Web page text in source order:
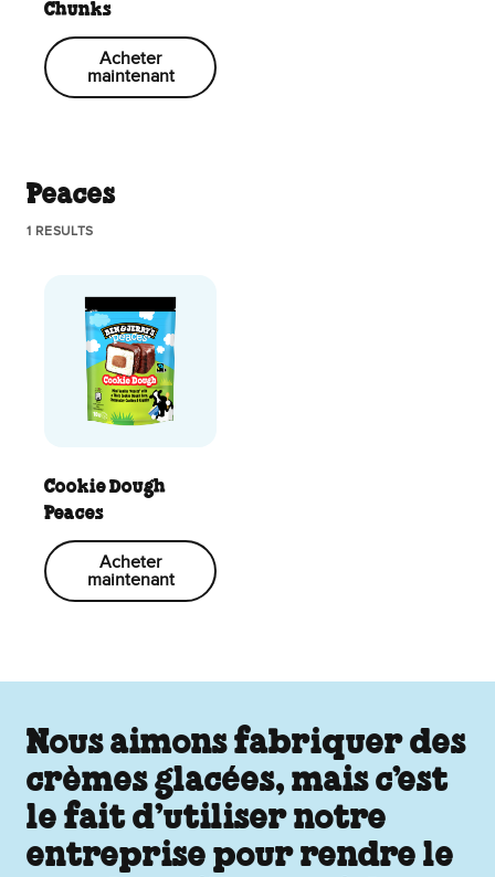
Chunks
Acheter
maintenant
Peaces
1 RESULTS
Cookie Dough
Peaces
Acheter
maintenant
Nous aimons fabriquer des
crèmes glacées, mais c’est
le fait d’utiliser notre
entreprise pour rendre le